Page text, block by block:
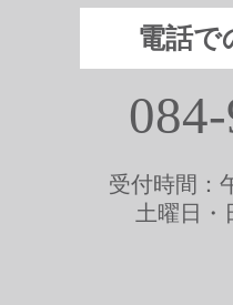
電話で
受付時間：
土曜日・